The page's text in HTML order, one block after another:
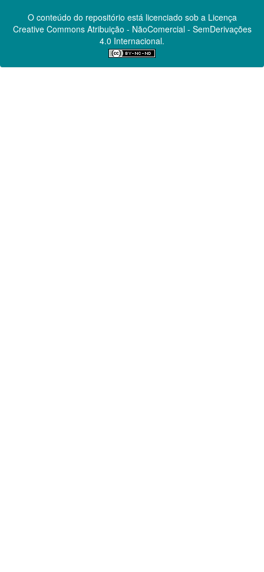
O conteúdo do repositório está licenciado sob a Licença
Creative CommonsAtribuição - NãoComercial - SemDerivações
4.0 Internacional.